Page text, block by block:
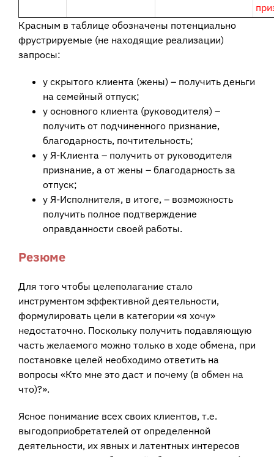
Красным в таблице обозначены потенциально
фрустрируемые (не находящие реализации)
запросы:
у скрытого клиента (жены) – получить деньги
на семейный отпуск;
у основного клиента (руководителя) –
получить от подчиненного признание,
благодарность, почтительность;
у Я-Клиента – получить от руководителя
признание, а от жены – благодарность за
отпуск;
у Я-Исполнителя, в итоге, – возможность
получить полное подтверждение
оправданности своей работы.
Резюме
Для того чтобы целеполагание стало
инструментом эффективной деятельности,
формулировать цели в категории «я хочу»
недостаточно. Поскольку получить подавляющую
часть желаемого можно только в ходе обмена, при
постановке целей необходимо ответить на
вопросы «Кто мне это даст и почему (в обмен на
что)?».
Ясное понимание всех своих клиентов, т.е.
выгодоприобретателей от определенной
деятельности, их явных и латентных интересов